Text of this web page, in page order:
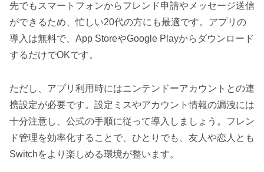
先でもスマートフォンからフレンド申請やメッセージ送信
ができるため、忙しい20代の方にも最適です。アプリの
導入は無料で、App StoreやGoogle Playからダウンロード
するだけでOKです。
ただし、アプリ利用時にはニンテンドーアカウントとの連
携設定が必要です。設定ミスやアカウント情報の漏洩には
十分注意し、公式の手順に従って導入しましょう。フレン
ド管理を効率化することで、ひとりでも、友人や恋人とも
Switchをより楽しめる環境が整います。